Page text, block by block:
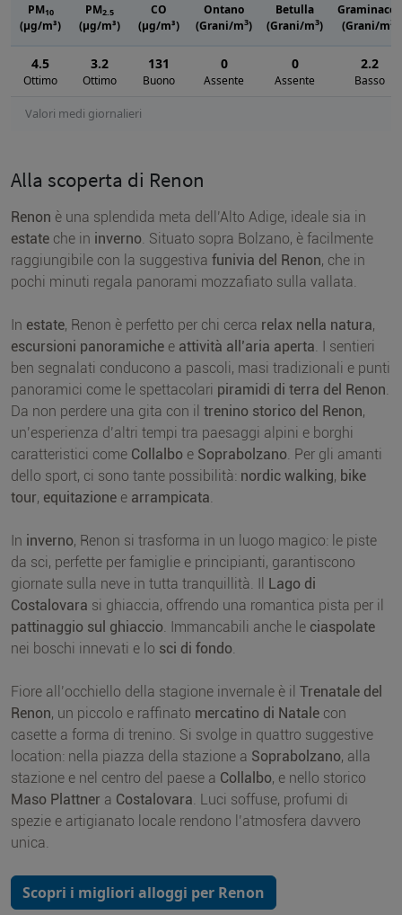
Valori medi giornalieri
PM10
(μg/m³)
PM2.5
(μg/m³)
CO
(μg/m³)
Ontano
(Grani/m3)
Betulla
(Grani/m3)
Graminacee
(Grani/m3
4.5
Ottimo
3.2
Ottimo
131
Buono
0
Assente
0
Assente
2.2
Basso
Alla scoperta di Renon
Renon è una splendida meta dell’Alto Adige, ideale sia in
estate che in inverno. Situato sopra Bolzano, è facilmente
raggiungibile con la suggestiva funivia del Renon, che in
pochi minuti regala panorami mozzafiato sulla vallata.
In estate, Renon è perfetto per chi cerca relax nella natura,
escursioni panoramiche e attività all’aria aperta. I sentieri
ben segnalati conducono a pascoli, masi tradizionali e punti
panoramici come le spettacolari piramidi di terra del Renon.
Da non perdere una gita con il trenino storico del Renon,
un’esperienza d’altri tempi tra paesaggi alpini e borghi
caratteristici come Collalbo e Soprabolzano. Per gli amanti
dello sport, ci sono tante possibilità: nordic walking, bike
tour, equitazione e arrampicata.
In inverno, Renon si trasforma in un luogo magico: le piste
da sci, perfette per famiglie e principianti, garantiscono
giornate sulla neve in tutta tranquillità. Il Lago di
Costalovara si ghiaccia, offrendo una romantica pista per il
pattinaggio sul ghiaccio. Immancabili anche le ciaspolate
nei boschi innevati e lo sci di fondo.
Fiore all’occhiello della stagione invernale è il Trenatale del
Renon, un piccolo e raffinato mercatino di Natale con
casette a forma di trenino. Si svolge in quattro suggestive
location: nella piazza della stazione a Soprabolzano, alla
stazione e nel centro del paese a Collalbo, e nello storico
Maso Plattner a Costalovara. Luci soffuse, profumi di
spezie e artigianato locale rendono l’atmosfera davvero
unica.
Scopri i migliori alloggi per Renon